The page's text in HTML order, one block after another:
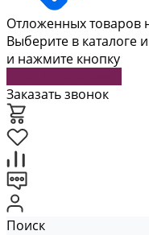
Отложенных товаров
Выберите в каталоге
и нажмите кнопку
Заказать звонок
Поиск